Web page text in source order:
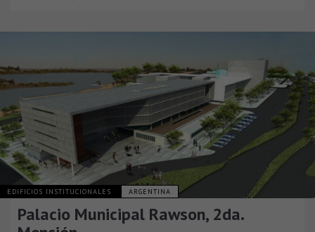
EDIFICIOS INSTITUCIONALES ARGENTINA
Palacio Municipal Rawson, 2da.